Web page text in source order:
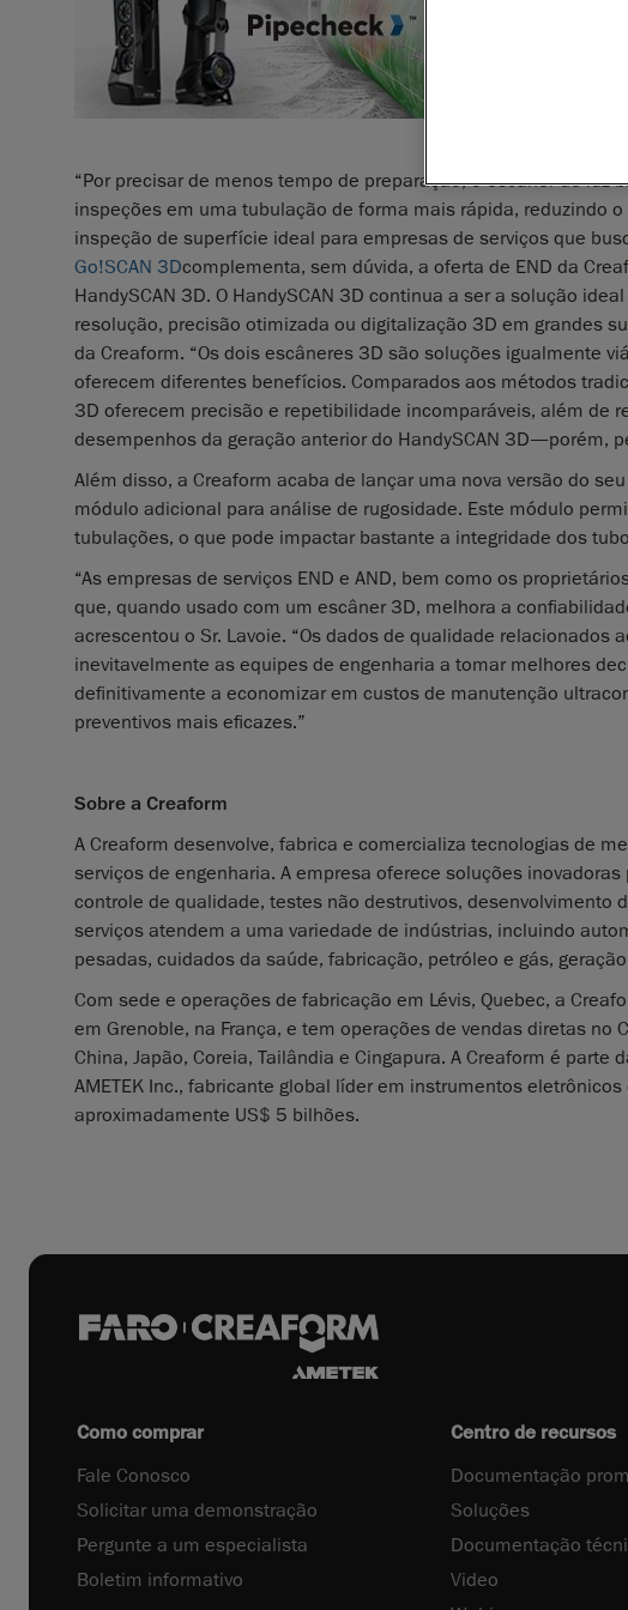
, líder
anunciou hoje que
linha de
“Por precisar de menos tempo de preparação, o escâner de luz
inspeções em uma tubulação de forma mais rápida, reduzindo
inspeção de superfície ideal para empresas de serviços que
Go!SCAN 3Dcomplementa, sem dúvida, a oferta de END da
HandySCAN 3D. O HandySCAN 3D continua a ser a solução
resolução, precisão otimizada ou digitalização 3D em grandes
da Creaform. “Os dois escâneres 3D são soluções igualmente
oferecem diferentes benefícios. Comparados aos métodos
3D oferecem precisão e repetibilidade incomparáveis, além de
desempenhos da geração anterior do HandySCAN 3D—porém,
Além disso, a Creaform acaba de lançar uma nova versão do
módulo adicional para análise de rugosidade. Este módulo
tubulações, o que pode impactar bastante a integridade dos
“As empresas de serviços END e AND, bem como os
que, quando usado com um escâner 3D, melhora a
acrescentou o Sr. Lavoie. “Os dados de qualidade
inevitavelmente as equipes de engenharia a tomar melhores
definitivamente a economizar em custos de manutenção
preventivos mais eficazes.”
Sobre a Creaform
A Creaform desenvolve, fabrica e comercializa tecnologias de
serviços de engenharia. A empresa oferece soluções
controle de qualidade, testes não destrutivos, desenvolvimento
serviços atendem a uma variedade de indústrias, incluindo
pesadas, cuidados da saúde, fabricação, petróleo e gás,
Com sede e operações de fabricação em Lévis, Quebec, a
em Grenoble, na França, e tem operações de vendas diretas no
China, Japão, Coreia, Tailândia e Cingapura. A Creaform é parte
AMETEK Inc., fabricante global líder em instrumentos
aproximadamente US$ 5 bilhões.
Como comprar
Fale Conosco
Solicitar uma demonstração
Pergunte a um especialista
Boletim informativo
Centro de recursos
Documentação
Soluções
Documentação
Video